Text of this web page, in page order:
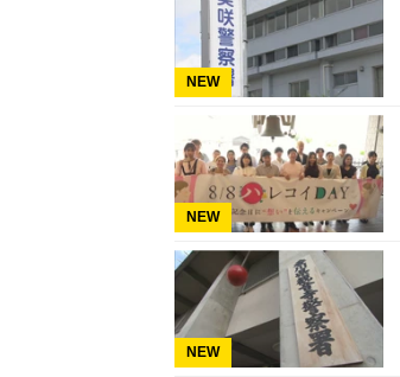
NEW
NEW
NEW